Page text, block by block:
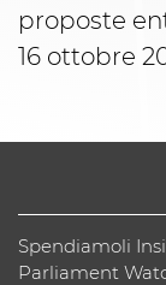
proposte
16 ottobre
Spendiamoli
Parliament